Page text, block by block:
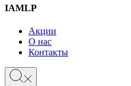
IAMLP
Акции
О нас
Контакты